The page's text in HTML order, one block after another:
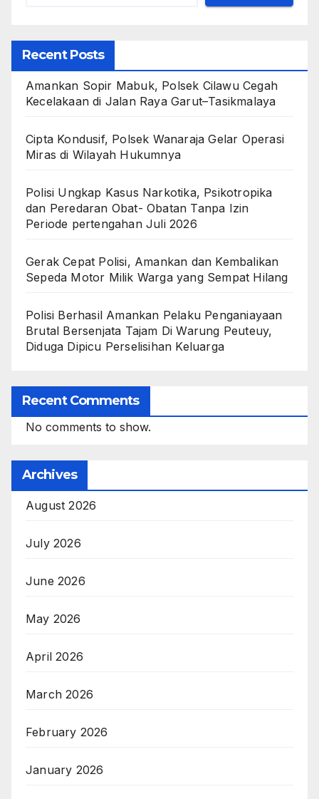
Recent Posts
Amankan Sopir Mabuk, Polsek Cilawu Cegah
Kecelakaan di Jalan Raya Garut–Tasikmalaya
Cipta Kondusif, Polsek Wanaraja Gelar Operasi
Miras di Wilayah Hukumnya
Polisi Ungkap Kasus Narkotika, Psikotropika
dan Peredaran Obat- Obatan Tanpa Izin
Periode pertengahan Juli 2026
Gerak Cepat Polisi, Amankan dan Kembalikan
Sepeda Motor Milik Warga yang Sempat Hilang
Polisi Berhasil Amankan Pelaku Penganiayaan
Brutal Bersenjata Tajam Di Warung Peuteuy,
Diduga Dipicu Perselisihan Keluarga
Recent Comments
No comments to show.
Archives
August 2026
July 2026
June 2026
May 2026
April 2026
March 2026
February 2026
January 2026